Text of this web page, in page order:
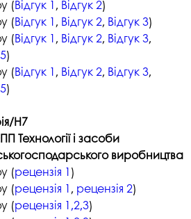
(Відгук 1, Відгук 2)
(Відгук 1, Відгук 2, Відгук 3)
(Відгук 1, Відгук 2, Відгук 3,
)
(Відгук 1, Відгук 2, Відгук 3,
)
H7
Технології і засоби
виробництва
(рецензія 1)
(рецензія 1, рецензія 2)
(рецензія 1,2,3)